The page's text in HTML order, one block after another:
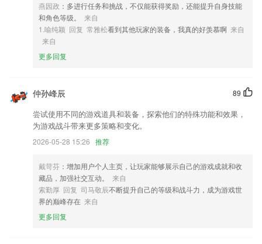
4,优质的功能操作模式,操作非常的简化、并且表述非常明了;
5,利用云技术，在学习过程中，纪录分析你的学习过程，帮你总结错题。
6,支持多种主题、明暗主题,适用于多种应用场景;
1.涵盖的教材很是丰富，也很全面，可以让大家轻松掌握拼音字母表；
2.学习一看就会，一考就错？
3.所有文字内容搭配原版英语录音、中英文文本、音标，理解更透彻、发
音更标准。
5.计算过程将加深你的记忆力,2265以动画的形式展现在你面前,每一天都
是非常轻松的!
6.】VIPKID教材和教学内容根据美国CCSS（美国共同核心州立课程标
燕园政 ：多进行任务和挑战，不仅能获得奖励，还能提升自身技能
和角色等级。
来自
1.喻纯颖 回复 常雅松看到其他玩家的装备，我真的好羡慕啊 来自
来自
更多回复
89
仲孙峰辰
尝试使用不同的游戏道具和装备，探索他们的特殊功能和效果，
为游戏战斗带来更多策略和变化。
2026-05-28 15:26 推荐
戴苛芬 ：增加用户个人主页，让玩家能够展示自己的游戏成就和收
藏品，加强社交互动。
来自
索勤厚 回复 司马敬辰不断提升自己的等级和战斗力，成为游戏世
界的巅峰存在 来自
更多回复